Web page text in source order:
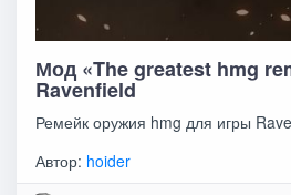
Мод «The greatest hmg
Ravenfield
Ремейк оружия hmg для игры
Автор: hoider